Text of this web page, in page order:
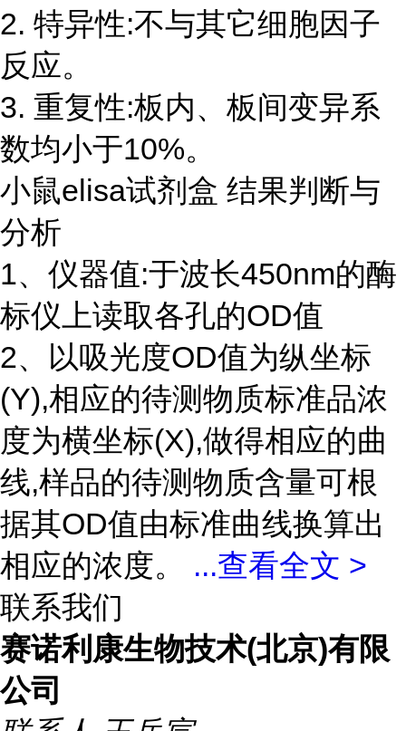
2. 特异性:不与其它细胞因子
反应。
3. 重复性:板内、板间变异系
数均小于10%。
小鼠elisa试剂盒 结果判断与
分析
1、仪器值:于波长450nm的酶
标仪上读取各孔的OD值
2、以吸光度OD值为纵坐标
(Y),相应的待测物质标准品浓
度为横坐标(X),做得相应的曲
线,样品的待测物质含量可根
据其OD值由标准曲线换算出
相应的浓度。 ...查看全文 >
联系我们
赛诺利康生物技术(北京)有限
公司